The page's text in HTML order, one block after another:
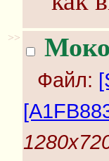
>>
Файл: